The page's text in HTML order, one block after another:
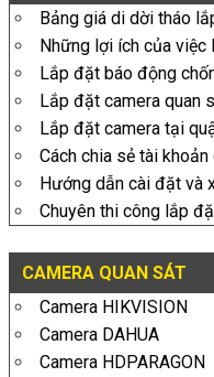
Bảng giá di dời tháo
Những lợi ích của
Lắp đặt báo động
Lắp đặt camera quan
Lắp đặt camera tại
Cách chia sẻ tài khoản
Hướng dẫn cài đặt và
Chuyên thi công lắp
CAMERA QUAN SÁT
Camera HIKVISION
Camera DAHUA
Camera HDPARAGON